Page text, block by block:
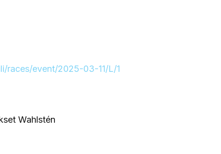
races/event/2025-03-11/L/1
Wahlstén